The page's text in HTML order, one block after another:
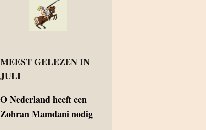
MEEST GELEZEN IN
JULI
ONederland heeft een
Zohran Mamdani nodig